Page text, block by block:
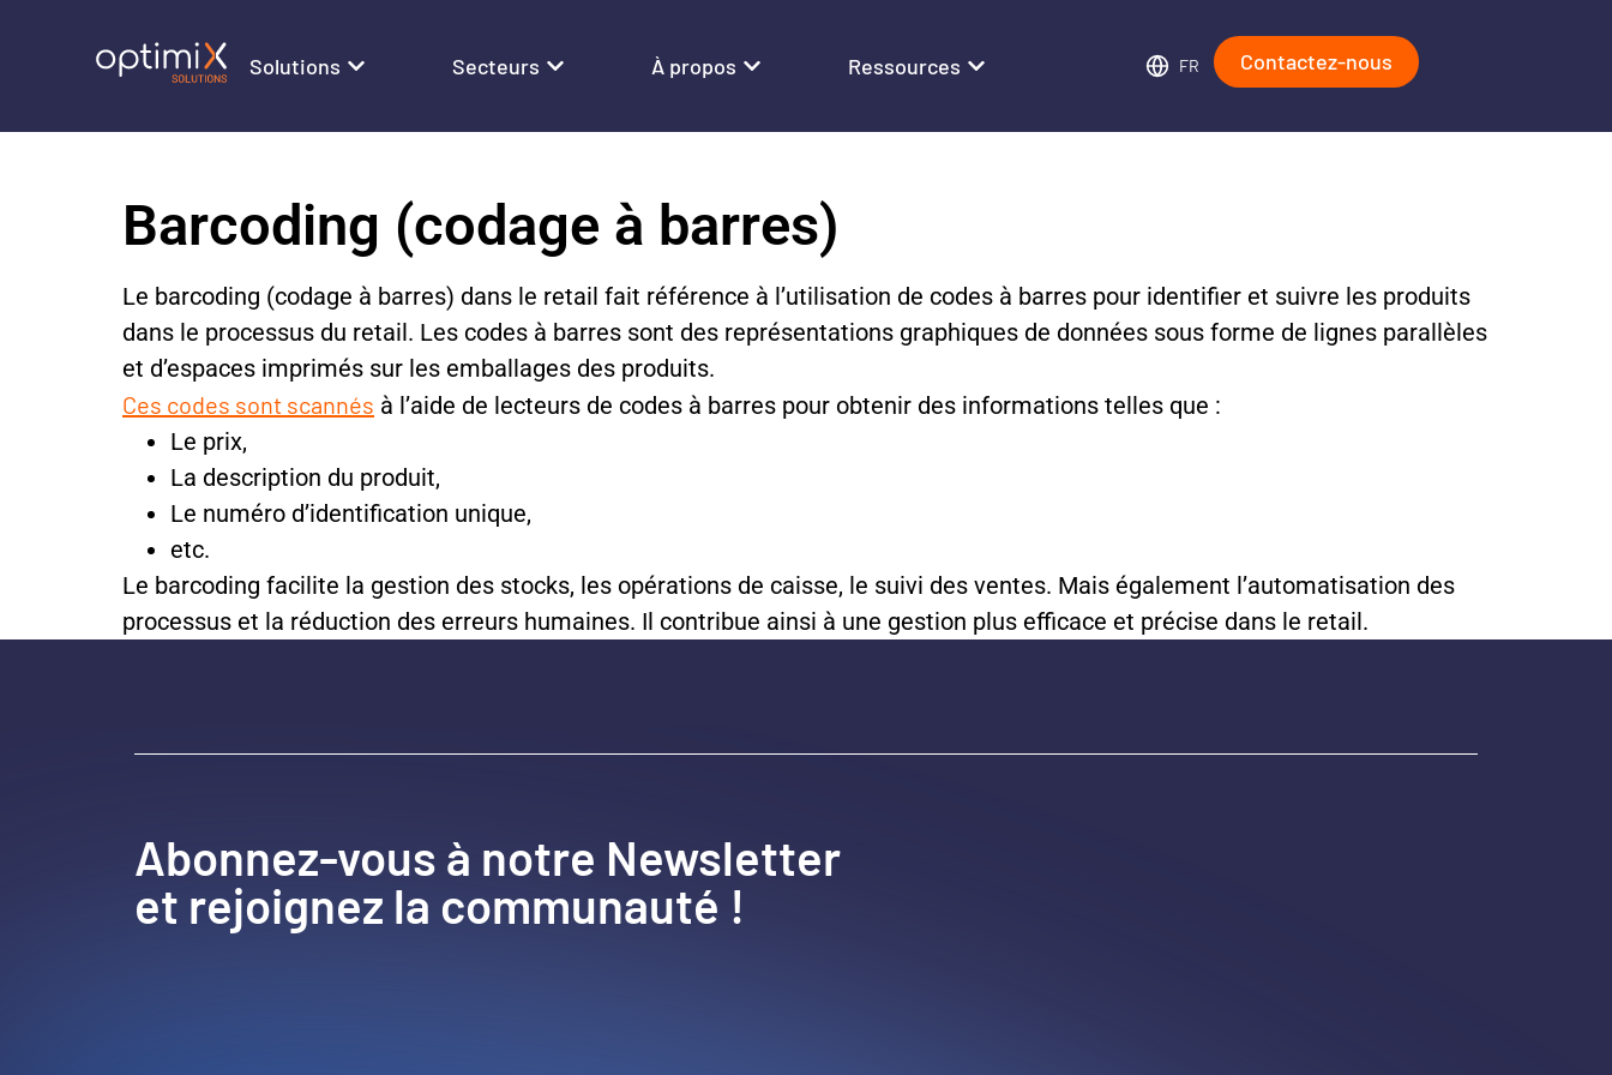
Solutions Secteurs À propos Ressources FR Contactez-nous
Barcoding (codage à barres)
Le barcoding (codage à barres) dans le retail fait référence à l’utilisation de codes à barres pour identifier et suivre les produits
dans le processus du retail. Les codes à barres sont des représentations graphiques de données sous forme de lignes parallèles
et d’espaces imprimés sur les emballages des produits.
Ces codes sont scannés à l’aide de lecteurs de codes à barres pour obtenir des informations telles que :
Le prix,
La description du produit,
Le numéro d’identification unique,
etc.
Le barcoding facilite la gestion des stocks, les opérations de caisse, le suivi des ventes. Mais également l’automatisation des
processus et la réduction des erreurs humaines. Il contribue ainsi à une gestion plus efficace et précise dans le retail.
Abonnez-vous à notre Newsletter
et rejoignez la communauté !